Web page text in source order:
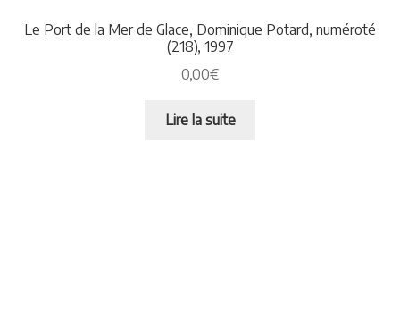
Le Port de la Mer de Glace, Dominique Potard, numéroté
(218), 1997
0,00€
Lire la suite